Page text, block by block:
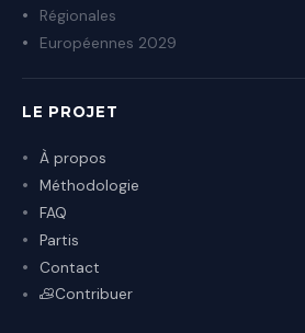
Régionales
Européennes 2029
LE PROJET
À propos
Méthodologie
FAQ
Partis
Contact
Contribuer